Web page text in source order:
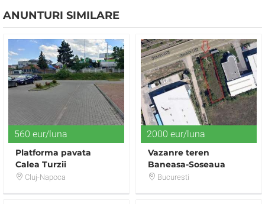
ANUNTURI SIMILARE
560 eur/luna
Platforma pavata
Calea Turzii
Cluj-Napoca
2000 eur/luna
Vazanre teren
Baneasa-Soseaua
Odaii
Bucuresti